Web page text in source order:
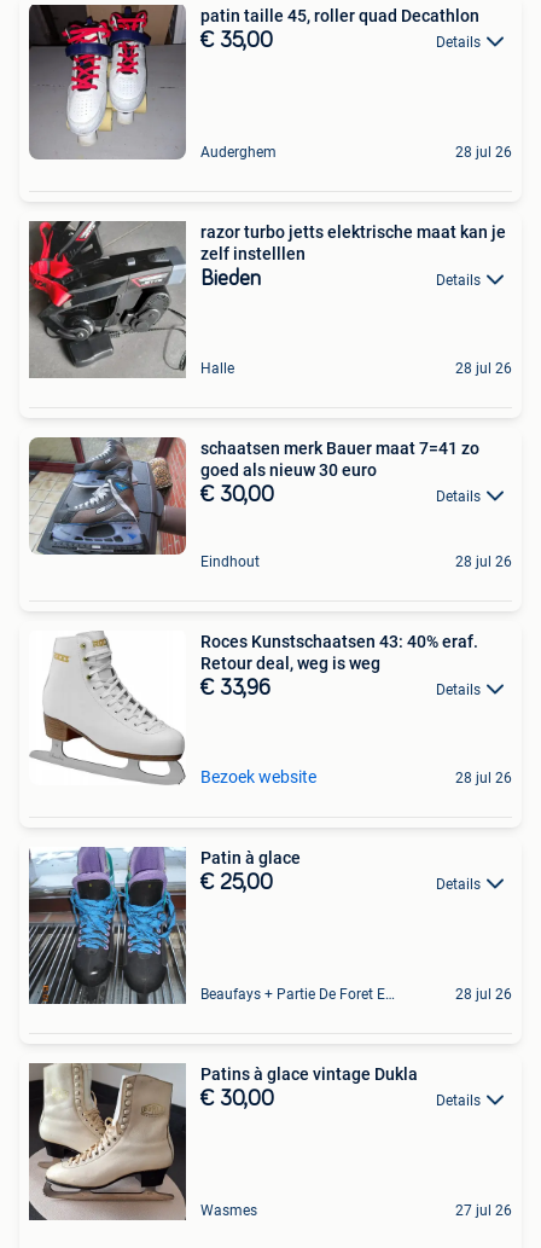
patin taille 45, roller quad Decathlon
€ 35,00 Details
Auderghem 28 jul 26
razor turbo jetts elektrische maat kan je
zelf instelllen
Bieden Details
Halle 28 jul 26
schaatsen merk Bauer maat 7=41 zo
goed als nieuw 30 euro
€ 30,00 Details
Eindhout 28 jul 26
Roces Kunstschaatsen 43: 40% eraf.
Retour deal, weg is weg
€ 33,96 Details
Bezoek website 28 jul 26
Patin à glace
€ 25,00 Details
Beaufays + Partie De Foret Et De Tilff 28 jul 26
Patins à glace vintage Dukla
€ 30,00 Details
Wasmes 27 jul 26